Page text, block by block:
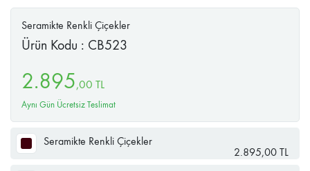
Seramikte Renkli Çiçekler
Ürün Kodu : CB523
2.895,00 TL
Aynı Gün Ücretsiz Teslimat
Seramikte Renkli Çiçekler
2.895,00 TL